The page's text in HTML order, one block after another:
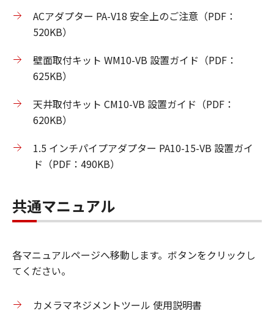
ACアダプター PA-V18 安全上のご注意（PDF：
520KB）
壁面取付キット WM10-VB 設置ガイド（PDF：
625KB）
天井取付キット CM10-VB 設置ガイド（PDF：
620KB）
1.5 インチパイプアダプター PA10-15-VB 設置ガイ
ド（PDF：490KB）
共通マニュアル
各マニュアルページへ移動します。ボタンをクリックし
てください。
カメラマネジメントツール 使用説明書